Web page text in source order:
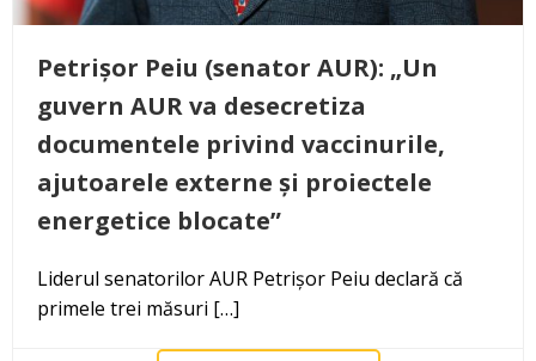
Petrișor Peiu (senator AUR): „Un
guvern AUR va desecretiza
documentele privind vaccinurile,
ajutoarele externe și proiectele
energetice blocate”
Liderul senatorilor AUR Petrișor Peiu declară că
primele trei măsuri […]